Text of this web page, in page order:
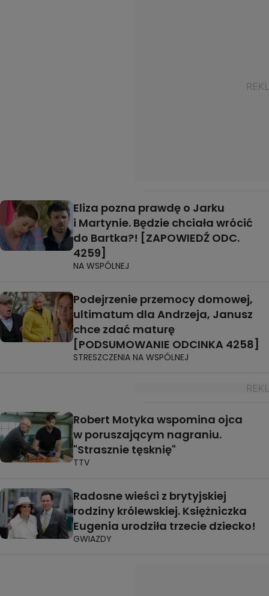
Eliza pozna prawdę o Jarku
i Martynie. Będzie chciała wrócić
do Bartka?! [ZAPOWIEDŹ ODC.
4259]
NA WSPÓLNEJ
Podejrzenie przemocy domowej,
ultimatum dla Andrzeja, Janusz
chce zdać maturę
[PODSUMOWANIE ODCINKA 4258]
STRESZCZENIA NA WSPÓLNEJ
Robert Motyka wspomina ojca
w poruszającym nagraniu.
"Strasznie tęsknię"
TTV
Radosne wieści z brytyjskiej
rodziny królewskiej. Księżniczka
Eugenia urodziła trzecie dziecko!
GWIAZDY